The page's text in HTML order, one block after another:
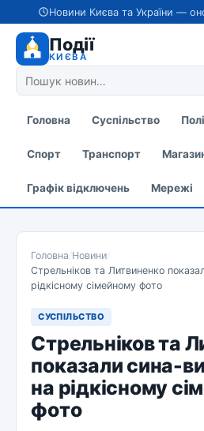
Новини Києва та України —
Події
КИЄВА
Головна Суспільство
Спорт Транспорт
Графік відключень Мережі
Головна/Новини/
Стрельніков та Литвиненко
рідкісному сімейному фото
СУСПІЛЬСТВО
Стрельніков та
показали сина-
на рідкісному
фото